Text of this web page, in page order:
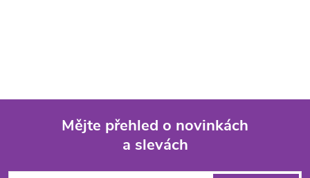
v
Mějte přehled o novinkách
a slevách